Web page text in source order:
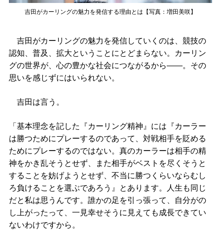
吉田がカーリングの魅力を発信する理由とは【写真：増田美咲】
吉田がカーリングの魅力を発信していくのは、競技の
認知、普及、拡大ということにとどまらない。カーリン
グの世界が、心の豊かな社会につながるから――。その
思いを感じずにはいられない。
吉田は言う。
「基本理念を記した『カーリング精神』には『カーラー
は勝つためにプレーするのであって、対戦相手を貶める
ためにプレーするのではない。真のカーラーは相手の精
神をかき乱そうとせず、また相手がベストを尽くそうと
することを妨げようとせず、不当に勝つくらいならむし
ろ負けることを選ぶであろう』とあります。人生も同じ
だと私は思うんです。誰かの足を引っ張って、自分がの
し上がったって、一見幸せそうに見えても成長できてい
ないわけですから。